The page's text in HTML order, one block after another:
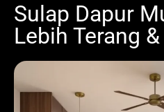
Sulap Dapur
Lebih Terang